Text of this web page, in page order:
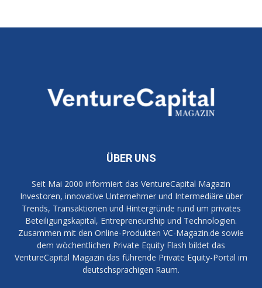
ÜBER UNS
Seit Mai 2000 informiert das VentureCapital Magazin
Investoren, innovative Unternehmer und Intermediäre über
Trends, Transaktionen und Hintergründe rund um privates
Beteiligungskapital, Entrepreneurship und Technologien.
Zusammen mit den Online-Produkten VC-Magazin.de sowie
dem wöchentlichen Private Equity Flash bildet das
VentureCapital Magazin das führende Private Equity-Portal im
deutschsprachigen Raum.